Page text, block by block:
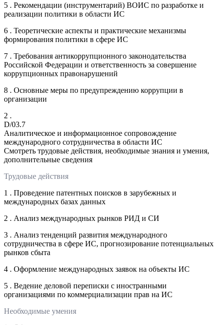
5 . Рекомендации (инструментарий) ВОИС по разработке и
реализации политики в области ИС
6 . Теоретические аспекты и практические механизмы
формирования политики в сфере ИС
7 . Требования антикоррупционного законодательства
Российской Федерации и ответственность за совершение
коррупционных правонарушений
8 . Основные меры по предупреждению коррупции в
организации
2 .
D/03.7
Аналитическое и информационное сопровождение
международного сотрудничества в области ИС
Смотреть трудовые действия, необходимые знания и умения,
дополнительные сведения
Трудовые действия
1 . Проведение патентных поисков в зарубежных и
международных базах данных
2 . Анализ международных рынков РИД и СИ
3 . Анализ тенденций развития международного
сотрудничества в сфере ИС, прогнозирование потенциальных
рынков сбыта
4 . Оформление международных заявок на объекты ИС
5 . Ведение деловой переписки с иностранными
организациями по коммерциализации прав на ИС
Необходимые умения